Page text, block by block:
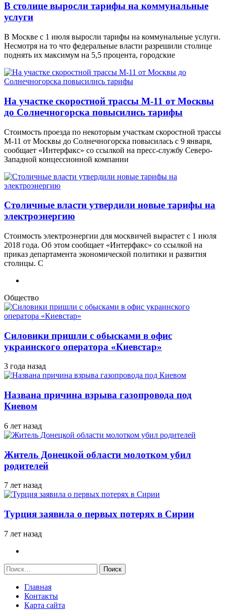
В столице выросли тарифы на коммунальные
услуги
В Москве с 1 июля выросли тарифы на коммунальные услуги.
Несмотря на то что федеральные власти разрешили столице
поднять их максимум на 5,5 процента, городские
На участке скоростной трассы М-11 от Москвы
до Солнечногорска повысились тарифы
Стоимость проезда по некоторым участкам скоростной трассы
М-11 от Москвы до Солнечногорска повысилась с 9 января,
сообщает «Интерфакс» со ссылкой на пресс-службу Северо-
Западной концессионной компании
Столичные власти утвердили новые тарифы на
электроэнергию
Стоимость электроэнергии для москвичей вырастет с 1 июля
2018 года. Об этом сообщает «Интерфакс» со ссылкой на
приказ департамента экономической политики и развития
столицы. С
Общество
Силовики пришли с обысками в офис
украинского оператора «Киевстар»
3 года назад
Названа причина взрыва газопровода под
Киевом
6 лет назад
Житель Донецкой области молотком убил
родителей
7 лет назад
Турция заявила о первых потерях в Сирии
7 лет назад
Найти:
Главная
Контакты
Карта сайта